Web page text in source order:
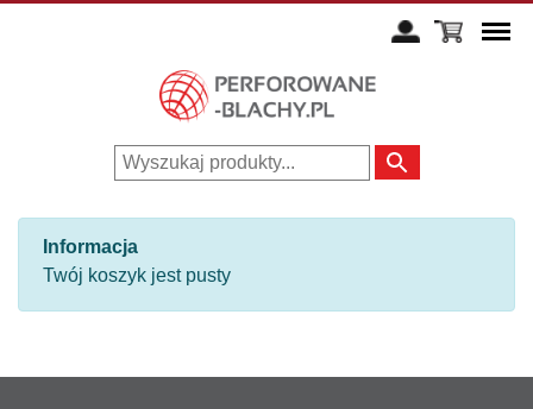
Informacja
Twój koszyk jest pusty